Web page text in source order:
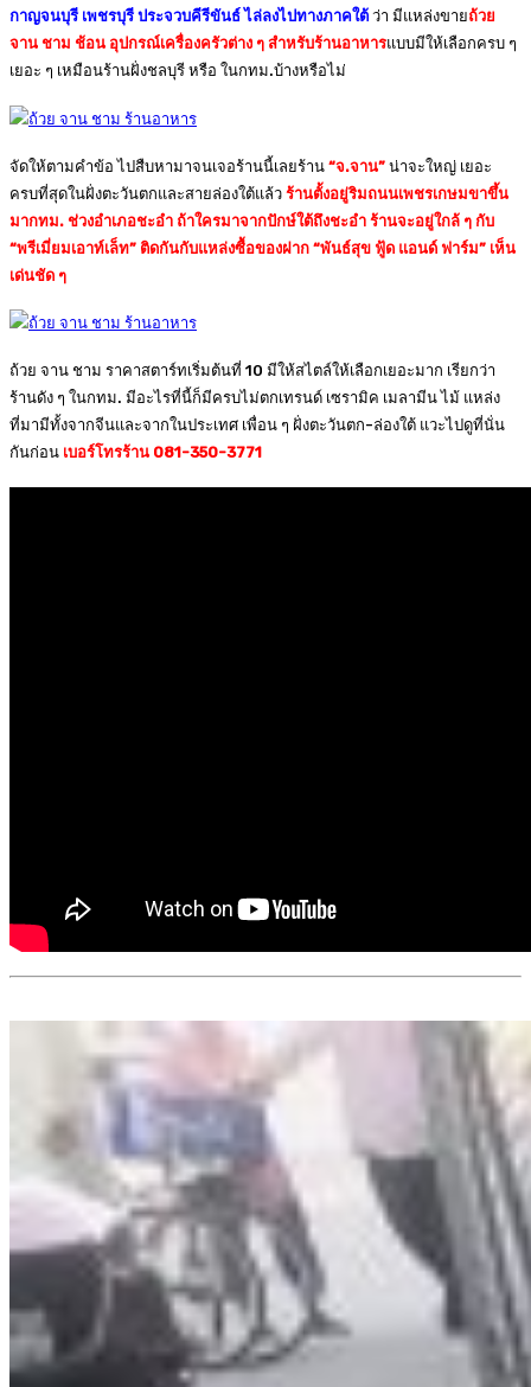
กาญจนบุรี เพชรบุรี ประจวบคีรีขันธ์ ไล่ลงไปทางภาคใต้ ว่า มีแหล่งขายถ้วย
จาน ชาม ช้อน อุปกรณ์เครื่องครัวต่าง ๆ สำหรับร้านอาหารแบบมีให้เลือกครบ ๆ
เยอะ ๆ เหมือนร้านฝั่งชลบุรี หรือ ในกทม.บ้างหรือไม่
จัดให้ตามคำข้อ ไปสืบหามาจนเจอร้านนี้เลยร้าน “จ.จาน” น่าจะใหญ่ เยอะ
ครบที่สุดในฝั่งตะวันตกและสายล่องใต้แล้ว ร้านตั้งอยู่ริมถนนเพชรเกษมขาขึ้น
มากทม. ช่วงอำเภอชะอำ ถ้าใครมาจากปักษ์ใต้ถึงชะอำ ร้านจะอยู่ใกล้ ๆ กับ
“พรีเมี่ยมเอาท์เล็ท” ติดกันกับแหล่งซื้อของฝาก “พันธ์สุข ฟู้ด แอนด์ ฟาร์ม” เห็น
เด่นชัด ๆ
ถ้วย จาน ชาม ราคาสตาร์ทเริ่มต้นที่ 10 มีให้สไตล์ให้เลือกเยอะมาก เรียกว่า
ร้านดัง ๆ ในกทม. มีอะไรที่นี้ก็มีครบไม่ตกเทรนด์ เซรามิค เมลามีน ไม้ แหล่ง
ที่มามีทั้งจากจีนและจากในประเทศ เพื่อน ๆ ฝั่งตะวันตก-ล่องใต้ แวะไปดูที่นั่น
กันก่อน เบอร์โทรร้าน 081-350-3771